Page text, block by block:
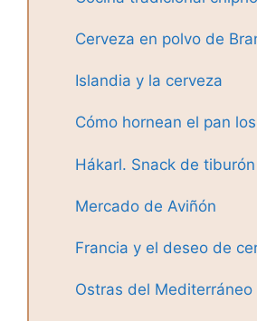
Cerveza en polvo de
Islandia y la cerveza
Cómo hornean el pan
Hákarl. Snack de
Mercado de Aviñón
Francia y el deseo de
Ostras del Mediterráneo